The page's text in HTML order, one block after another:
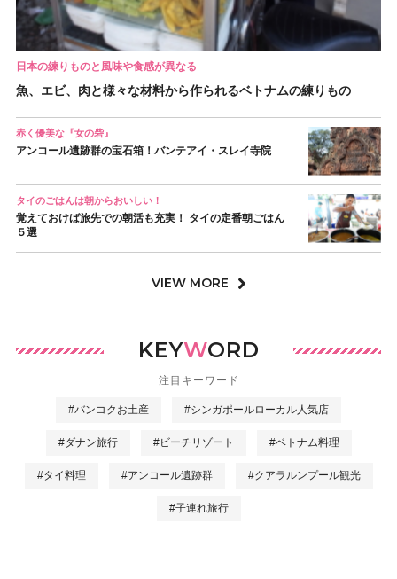
日本の練りものと風味や食感が異なる
魚、エビ、肉と様々な材料から作られるベトナムの練りもの
赤く優美な『女の砦』
アンコール遺跡群の宝石箱！バンテアイ・スレイ寺院
タイのごはんは朝からおいしい！
覚えておけば旅先での朝活も充実！ タイの定番朝ごはん
５選
VIEW MORE
KEYWORD
注目キーワード
#バンコクお土産 #シンガポールローカル人気店
#ダナン旅行 #ビーチリゾート #ベトナム料理
#タイ料理 #アンコール遺跡群 #クアラルンプール観光
#子連れ旅行